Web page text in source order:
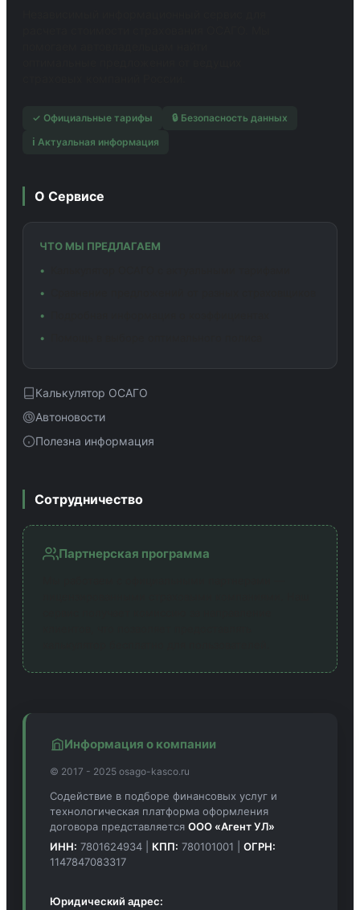
✓ Официальные тарифы
🔒 Безопасность данных
ℹ️ Актуальная информация
О Сервисе
ЧТО МЫ ПРЕДЛАГАЕМ
Калькулятор ОСАГО
Автоновости
Полезна информация
Сотрудничество
Партнерская программа
Информация о компании
© 2017 - 2025 osago-kasco.ru
Содействие в подборе финансовых услуг и
технологическая платформа оформления
договора представляется ООО «Агент УЛ»
ИНН: 7801624934 | КПП: 780101001 | ОГРН:
1147847083317
Юридический адрес: